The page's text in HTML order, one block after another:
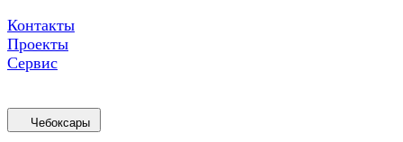
Контакты
Проекты
Сервис
Чебоксары